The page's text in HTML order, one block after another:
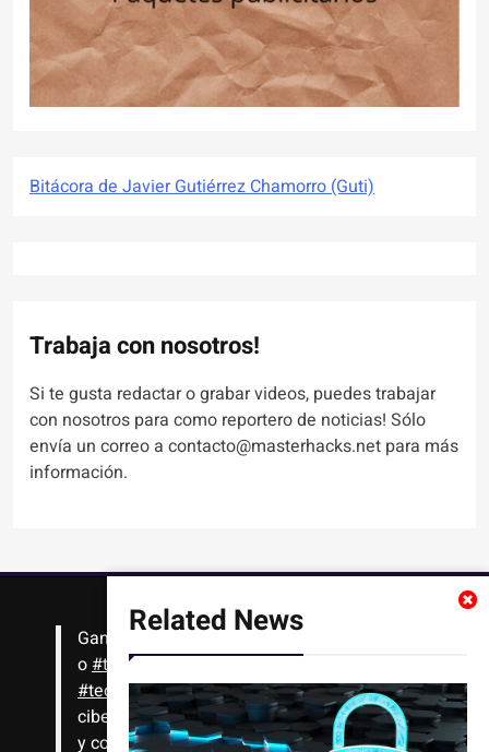
Related News
Bitácora de Javier Gutiérrez Chamorro (Guti)
Trabaja con nosotros!
Si te gusta redactar o grabar videos, puedes trabajar
con nosotros para como reportero de noticias! Sólo
envía un correo a contacto@masterhacks.net para más
información.
Gana #Bitcoin solo con leer artículos, noticias
o#tutoriales
#tecnología,#criptomonedas, seguridad
cibernética y más!! Sólo tienes que registrarte
y comenzar a navegar